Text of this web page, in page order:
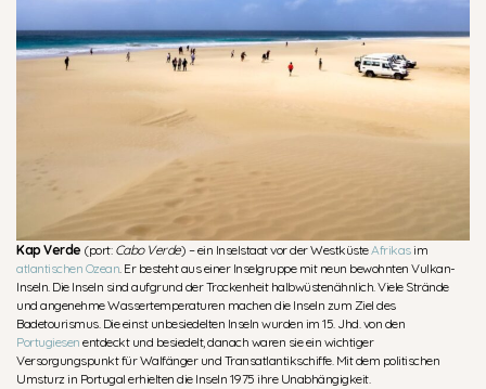
Kap Verde (port: Cabo Verde) – ein Inselstaat vor der WestküsteAfrikasim
atlantischen Ozean. Er besteht aus einer Inselgruppe mit neun bewohnten Vulkan-
Inseln. Die Inseln sind aufgrund der Trockenheit halbwüstenähnlich. Viele Strände
und angenehme Wassertemperaturen machen die Inseln zum Ziel des
Badetourismus. Die einst unbesiedelten Inseln wurden im 15. Jhd. von den
Portugiesen entdeckt und besiedelt, danach waren sie ein wichtiger
Versorgungspunkt für Walfänger und Transatlantikschiffe. Mit dem politischen
Umsturz in Portugal erhielten die Inseln 1975 ihre Unabhängigkeit.